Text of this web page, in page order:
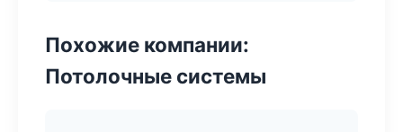
Похожие компании:
Потолочные системы